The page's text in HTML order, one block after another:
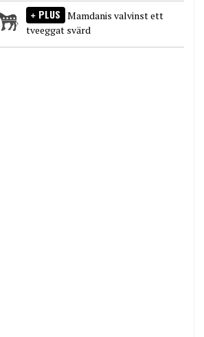
PLUS Mamdanis valvinst ett
tveeggat svärd